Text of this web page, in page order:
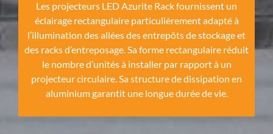
Les projecteurs LED Azurite Rack fournissent un
éclairage rectangulaire particulièrement adapté à
l’illumination des allées des entrepôts de stockage et
des racks d’entreposage. Sa forme rectangulaire réduit
le nombre d’unités à installer par rapport à un
projecteur circulaire. Sa structure de dissipation en
aluminium garantit une longue durée de vie.